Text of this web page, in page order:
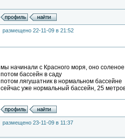
размещено 22-11-09 в 21:52
мы начинали с Красного моря, оно
потом бассейн в саду
потом лягушатник в нормальном бассейне
сейчас уже нормальный бассейн, 25
размещено 23-11-09 в 11:37